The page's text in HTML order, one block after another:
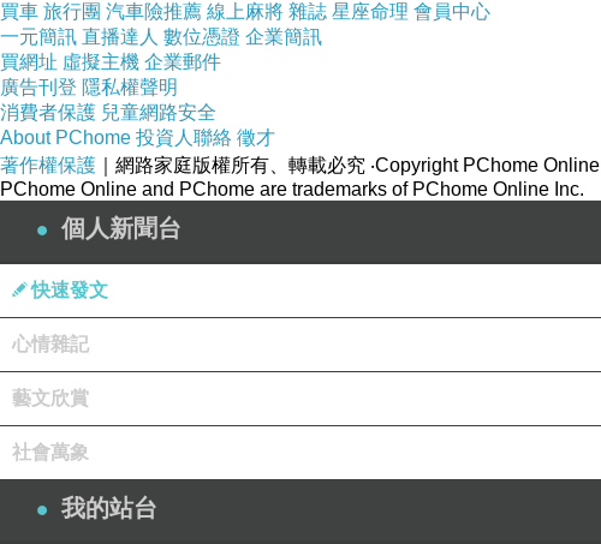
買車 旅行團 汽車險推薦 線上麻將 雜誌 星座命理 會員中心
一元簡訊 直播達人 數位憑證 企業簡訊
買網址 虛擬主機 企業郵件
廣告刊登 隱私權聲明
消費者保護 兒童網路安全
About PChome 投資人聯絡 徵才
著作權保護 ｜網路家庭版權所有、轉載必究 ‧Copyright PChome Online
PChome Online and PChome are trademarks of PChome Online Inc.
個人新聞台
快速發文
心情雜記
藝文欣賞
社會萬象
我的站台